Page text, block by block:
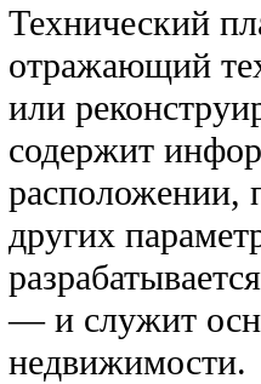
Технический
отражающий
или
содержит
расположении,
других
— и служит
недвижимости.